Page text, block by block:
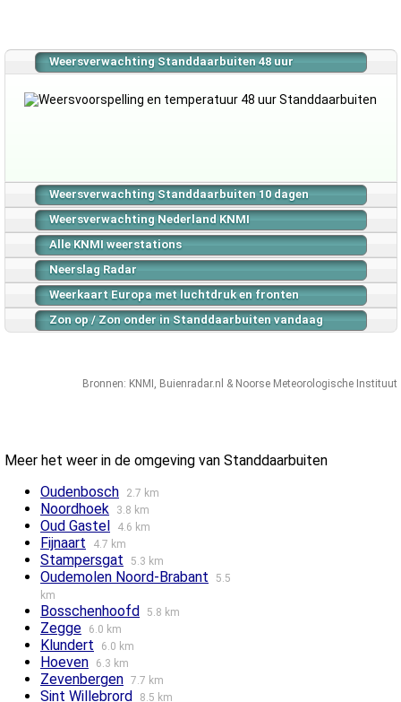
Weersverwachting Standdaarbuiten 48 uur
Weersverwachting Standdaarbuiten 10 dagen
Weersverwachting Nederland KNMI
Alle KNMI weerstations
Neerslag Radar
Weerkaart Europa met luchtdruk en fronten
Zon op / Zon onder in Standdaarbuiten vandaag
Bronnen: KNMI , Buienradar.nl & Noorse Meteorologische Instituut
Meer het weer in de omgeving van Standdaarbuiten
Oudenbosch
2.7 km
Noordhoek 3.8 km
Oud Gastel 4.6 km
Fijnaart 4.7 km
Stampersgat 5.3 km
Oudemolen Noord-Brabant
5.5
km
Bosschenhoofd 5.8 km
Zegge 6.0 km
Klundert 6.0 km
Hoeven 6.3 km
Zevenbergen 7.7 km
Sint Willebrord 8.5 km